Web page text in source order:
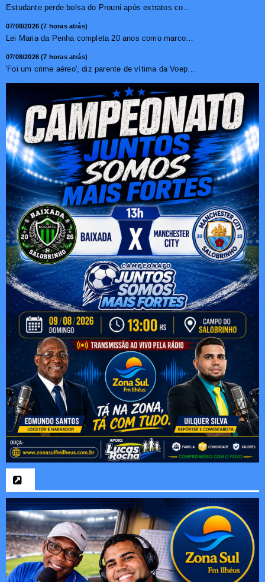
Estudante perde bolsa do Prouni após extratos com apostas ...
07/08/2026 (7 horas atrás)
Lei Maria da Penha completa 20 anos como marco no combate �...
07/08/2026 (7 horas atrás)
'Foi um crime aéreo', diz parente de vítima da Voepass ...